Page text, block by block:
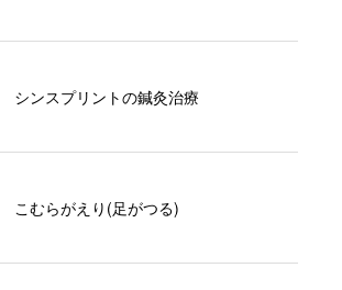
シンスプリントの鍼灸治療
こむらがえり(足がつる)